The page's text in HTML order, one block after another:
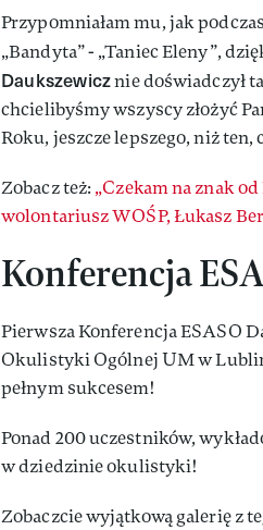
Przypomniałam mu, jak
„Bandyta” - „Taniec Eleny”,
Daukszewicznie doświadczył
chcielibyśmy wszyscy złożyć
Roku, jeszcze lepszego, niż ten,
Zobacz też: „Czekam na znak
wolontariusz WOŚP, Łukasz
Konferencja
Pierwsza Konferencja ESASO
Okulistyki Ogólnej UM w
pełnym sukcesem!
Ponad 200 uczestników,
w dziedzinie okulistyki!
Zobaczcie wyjątkową galerię z